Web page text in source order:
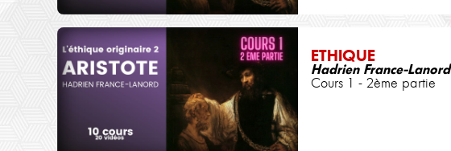
ETHIQUE
Hadrien France-Lanord
Cours 1 - 2ème partie